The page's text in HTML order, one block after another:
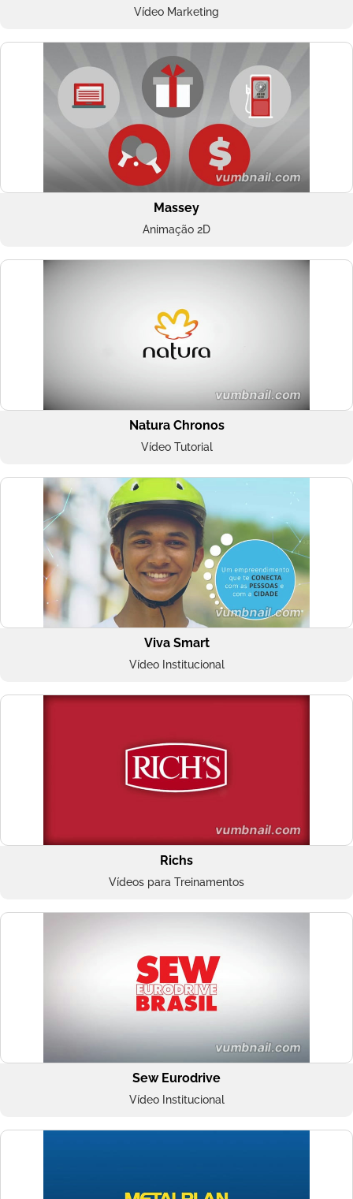
Vídeo Marketing
Massey
Animação 2D
Natura Chronos
Vídeo Tutorial
Viva Smart
Vídeo Institucional
Richs
Vídeos para Treinamentos
Sew Eurodrive
Vídeo Institucional